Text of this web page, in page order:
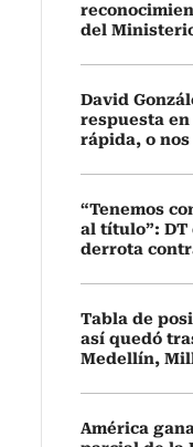
del
David
respuesta en
rápida, o nos
“Tenemos
al título”: DT
derrota
Tabla de
así quedó
Medellín,
América